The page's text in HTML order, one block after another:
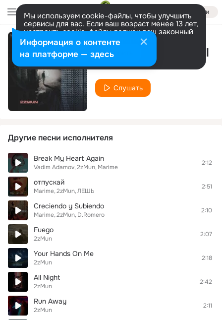
Войти
Мы используем cookie-файлы, чтобы улучшить
сервисы для вас. Если ваш возраст менее 13 лет,
настроить cookie-файлы должен ваш законный
представитель. Больше информации
Разрешить все Настроить
Wanna Lose Control
2zMun
Слушать
Другие песни исполнителя
Break My Heart Again
Vadim Adamov 2zMun Marime
2:12
отпускай
Marime 2zMun ЛЕШЬ
2:51
Creciendo y Subiendo
Marime 2zMun D.Romero
2:10
Fuego
2zMun
2:07
Your Hands On Me
2zMun
2:18
All Night
2zMun
2:42
Run Away
2zMun
2:11
Информация о контенте
на платформе — здесь